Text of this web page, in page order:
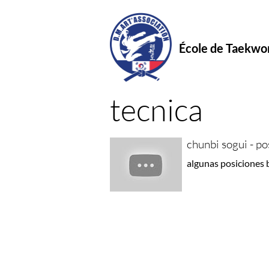
École de
tecnica
chunbi sogui -
algunas posiciones